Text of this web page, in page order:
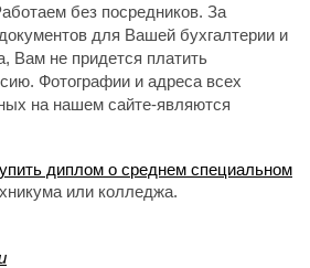
без посредников. За
для Вашей бухгалтерии и
Вам не придется платить
Фотографии и адреса всех
на нашем сайте-являются
диплом о среднем специальном
или колледжа.